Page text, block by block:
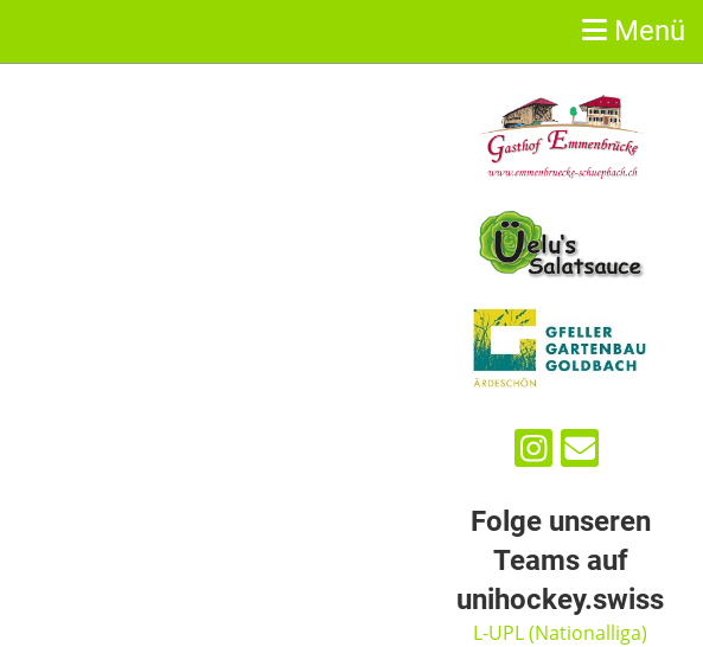
Menü
Folge unseren
Teams auf
unihockey.swiss
L-UPL (Nationalliga)